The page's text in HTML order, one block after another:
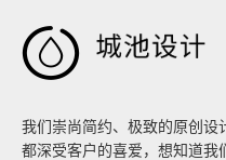

我们崇尚简约、极致的原创设
都深受客户的喜爱，想知道我